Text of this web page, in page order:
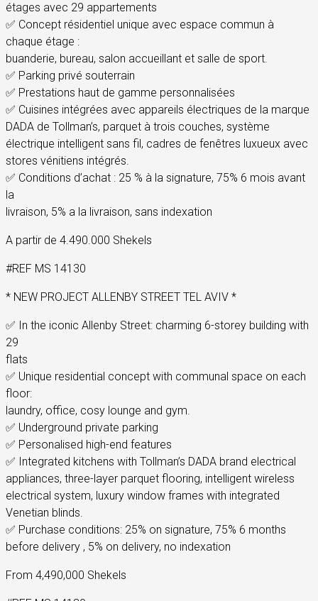
étages avec 29 appartements
✅ Concept résidentiel unique avec espace commun à
chaque étage :
buanderie, bureau, salon accueillant et salle de sport.
✅ Parking privé souterrain
✅ Prestations haut de gamme personnalisées
✅ Cuisines intégrées avec appareils électriques de la marque
DADA de Tollman’s, parquet à trois couches, système
électrique intelligent sans fil, cadres de fenêtres luxueux avec
stores vénitiens intégrés.
✅ Conditions d’achat : 25 % à la signature, 75% 6 mois avant
la
livraison, 5% a la livraison, sans indexation
A partir de 4.490.000 Shekels
#REF MS 14130
* NEW PROJECT ALLENBY STREET TEL AVIV *
✅ In the iconic Allenby Street: charming 6-storey building with
29
flats
✅ Unique residential concept with communal space on each
floor:
laundry, office, cosy lounge and gym.
✅ Underground private parking
✅ Personalised high-end features
✅ Integrated kitchens with Tollman’s DADA brand electrical
appliances, three-layer parquet flooring, intelligent wireless
electrical system, luxury window frames with integrated
Venetian blinds.
✅ Purchase conditions: 25% on signature, 75% 6 months
before delivery , 5% on delivery, no indexation
From 4,490,000 Shekels